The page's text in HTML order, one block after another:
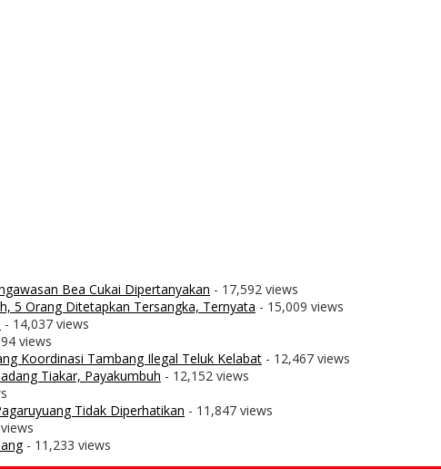
Bea Cukai Dipertanyakan - 17,592 views
5 Orang Ditetapkan Tersangka, Ternyata - 15,009 views
- 14,037 views
views
Koordinasi Tambang Ilegal Teluk Kelabat - 12,467 views
Tiakar, Payakumbuh - 12,152 views
Tidak Diperhatikan - 11,847 views
- 11,233 views